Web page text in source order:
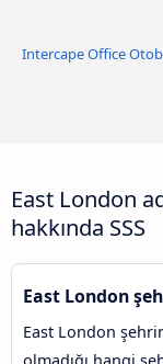
Intercape Office
East London
hakkında SSS
East London
East London